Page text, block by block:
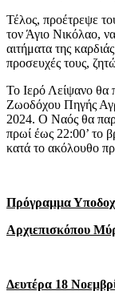
Τέλος, προέτρεψε
τον Άγιο Νικόλαο,
αιτήματα της
προσευχές τους,
Το Ιερό Λείψανο θα
Ζωοδόχου Πηγής
2024. Ο Ναός θα
πρωί έως 22:00’ το
κατά το ακόλουθο
Πρόγραμμα
Αρχιεπισκόπου
Δευτέρα 18